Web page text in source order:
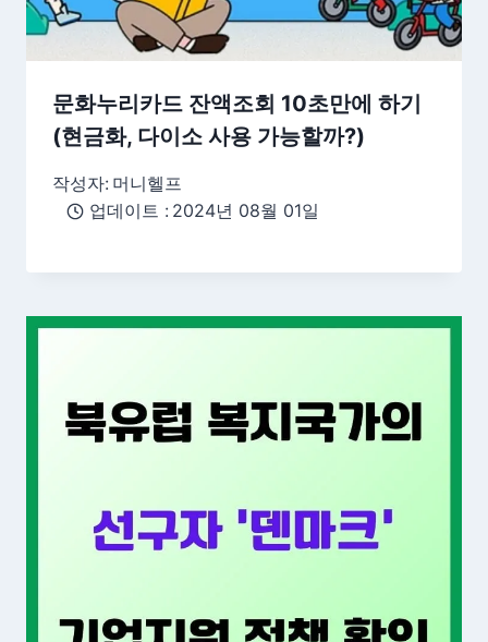
문화누리카드 잔액조회 10초만에 하기
(현금화, 다이소 사용 가능할까?)
작성자: 머니헬프
업데이트 : 2024년 08월 01일